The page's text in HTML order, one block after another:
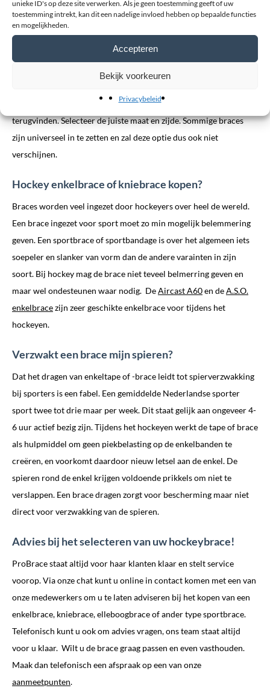
unieke ID's op deze site verwerken. Als je geen toestemming geeft of uw
toestemming intrekt, kan dit een nadelige invloed hebben op bepaalde functies
en mogelijkheden.
Accepteren
Bekijk voorkeuren
Privacybeleid
ProBrace biedt alleen hockeybraces aan waar wij als specialisten
honderd procent achter staan. Wilt u graag een ander type brace
die niet op onze site staat, neem dan gerustcontactmet ons
op. wij zijn specialisten in ons vak! opgeleid om sportbraces,
bandages en andere medische voorzieningen aan te meten.
Bij iedere brace op onze website kunt u een maattabel
terugvinden. Selecteer de juiste maat en zijde. Sommige braces
zijn universeel in te zetten en zal deze optie dus ook niet
verschijnen.
Hockey enkelbrace of kniebrace kopen?
Braces worden veel ingezet door hockeyers over heel de wereld.
Een brace ingezet voor sport moet zo min mogelijk belemmering
geven. Een sportbrace of sportbandage is over het algemeen iets
soepeler en slanker van vorm dan de andere varainten in zijn
soort. Bij hockey mag de brace niet teveel belmerring geven en
maar wel ondesteunen waar nodig. DeAircast A60en deA.S.O.
enkelbracezijn zeer geschikte enkelbrace voor tijdens het
hockeyen.
Verzwakt een brace mijn spieren?
Dat het dragen van enkeltape of -brace leidt tot spierverzwakking
bij sporters is een fabel. Een gemiddelde Nederlandse sporter
sport twee tot drie maar per week. Dit staat gelijk aan ongeveer 4-
6 uur actief bezig zijn. Tijdens het hockeyen werkt de tape of brace
als hulpmiddel om geen piekbelasting op de enkelbanden te
creëren, en voorkomt daardoor nieuw letsel aan de enkel. De
spieren rond de enkel krijgen voldoende prikkels om niet te
verslappen. Een brace dragen zorgt voor bescherming maar niet
direct voor verzwakking van de spieren.
Advies bij het selecteren van uw hockeybrace!
ProBrace staat altijd voor haar klanten klaar en stelt service
voorop. Via onze chat kunt u online in contact komen met een van
onze medewerkers om u te laten adviseren bij het kopen van een
enkelbrace, kniebrace, elleboogbrace of ander type sportbrace.
Telefonisch kunt u ook om advies vragen, ons team staat altijd
voor u klaar. Wilt u de brace graag passen en even vasthouden.
Maak dan telefonisch een afspraak op een van onze
aanmeetpunten.